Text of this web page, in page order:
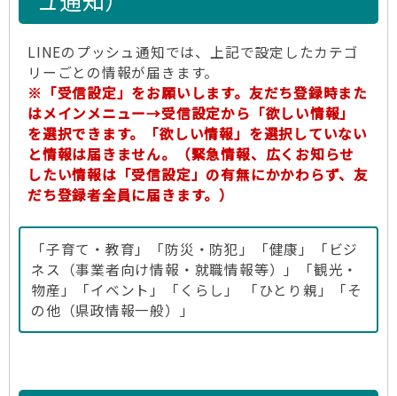
LINEのプッシュ通知では、上記で設定したカテゴ
リーごとの情報が届きます。
※「受信設定」をお願いします。友だち登録時また
はメインメニュー→受信設定から「欲しい情報」
を選択できます。「欲しい情報」を選択していない
と情報は届きません。（緊急情報、広くお知らせ
したい情報は「受信設定」の有無にかかわらず、友
だち登録者全員に届きます。）
「子育て・教育」「防災・防犯」「健康」「ビジ
ネス（事業者向け情報・就職情報等）」「観光・
物産」「イベント」「くらし」 「ひとり親」「そ
の他（県政情報一般）」